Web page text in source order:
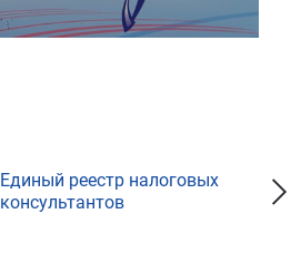
Единый реестр налоговых
консультантов